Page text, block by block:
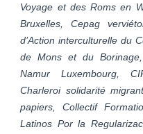
Voyage et des Roms en
Bruxelles, Cepag
d’Action interculturelle du
de Mons et du
Namur Luxembourg,
Charleroi solidarité
papiers, Collectif
Latinos Por la